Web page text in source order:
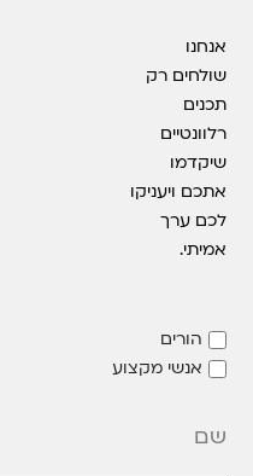
אנחנו
שולחים רק
תכנים
רלוונטיים
שיקדמו
אתכם ויעניקו
לכם ערך
אמיתי.
הורים
אנשי מקצוע